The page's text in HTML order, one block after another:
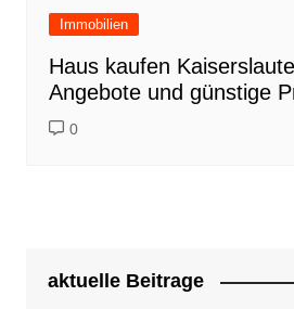
Immobilien
Haus kaufen
Angebote und günstige
0
aktuelle Beitrage